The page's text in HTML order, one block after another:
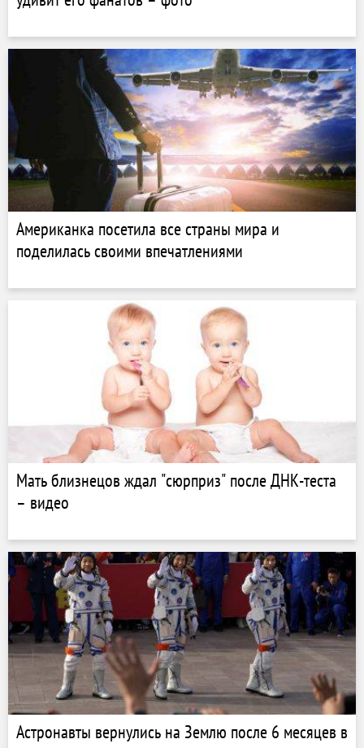
Американка посетила все страны мира и
поделилась своими впечатлениями
Мать близнецов ждал "сюрприз" после ДНК-теста
– видео
Астронавты вернулись на Землю после 6 месяцев в